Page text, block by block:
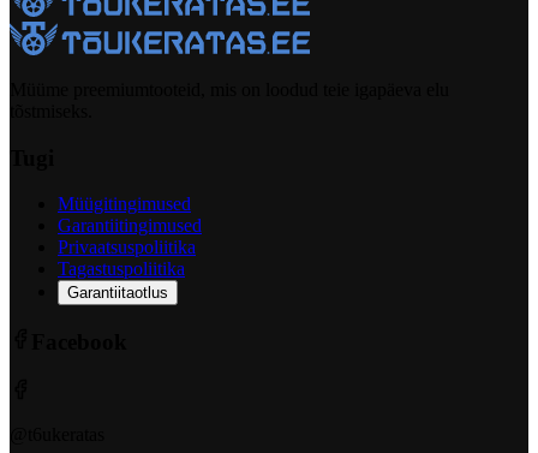
Müügitingimused
Garantiitingimused
Privaatsuspoliitika
Tagastuspoliitika
Garantiitaotlus